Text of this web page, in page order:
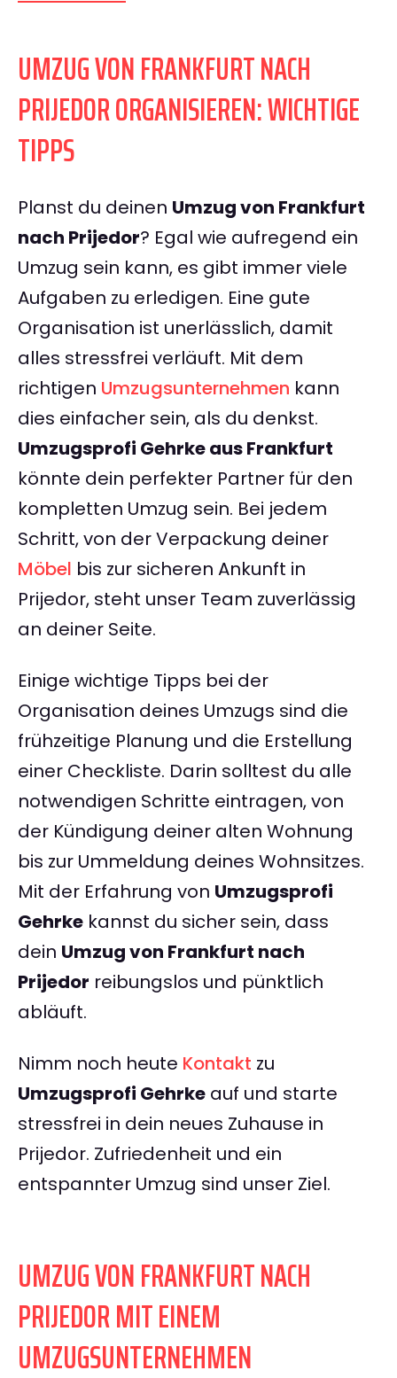
UMZUG VON FRANKFURT NACH
PRIJEDOR ORGANISIEREN: WICHTIGE
TIPPS
Planst du deinen Umzug von Frankfurt
nach Prijedor? Egal wie aufregend ein
Umzug sein kann, es gibt immer viele
Aufgaben zu erledigen. Eine gute
Organisation ist unerlässlich, damit
alles stressfrei verläuft. Mit dem
richtigen Umzugsunternehmen kann
dies einfacher sein, als du denkst.
Umzugsprofi Gehrke aus Frankfurt
könnte dein perfekter Partner für den
kompletten Umzug sein. Bei jedem
Schritt, von der Verpackung deiner
Möbel bis zur sicheren Ankunft in
Prijedor, steht unser Team zuverlässig
an deiner Seite.
Einige wichtige Tipps bei der
Organisation deines Umzugs sind die
frühzeitige Planung und die Erstellung
einer Checkliste. Darin solltest du alle
notwendigen Schritte eintragen, von
der Kündigung deiner alten Wohnung
bis zur Ummeldung deines Wohnsitzes.
Mit der Erfahrung von Umzugsprofi
Gehrke kannst du sicher sein, dass
dein Umzug von Frankfurt nach
Prijedor reibungslos und pünktlich
abläuft.
Nimm noch heute Kontakt zu
Umzugsprofi Gehrke auf und starte
stressfrei in dein neues Zuhause in
Prijedor. Zufriedenheit und ein
entspannter Umzug sind unser Ziel.
UMZUG VON FRANKFURT NACH
PRIJEDOR MIT EINEM
UMZUGSUNTERNEHMEN